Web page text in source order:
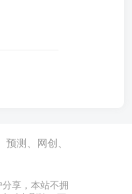
测、网创、
享，本站不拥